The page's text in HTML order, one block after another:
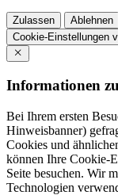
Zulassen
Ablehnen
Cookie-Einstellungen
Informationen
Bei Ihrem ersten
Hinweisbanner)
Cookies und
können Ihre Cookie-
Seite besuchen. Wir
Technologien